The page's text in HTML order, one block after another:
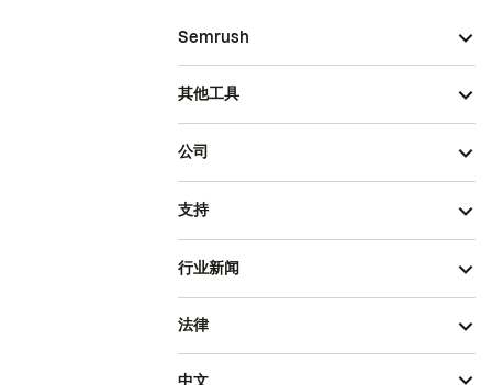
Semrush
其他工具
公司
支持
行业新闻
法律
中文